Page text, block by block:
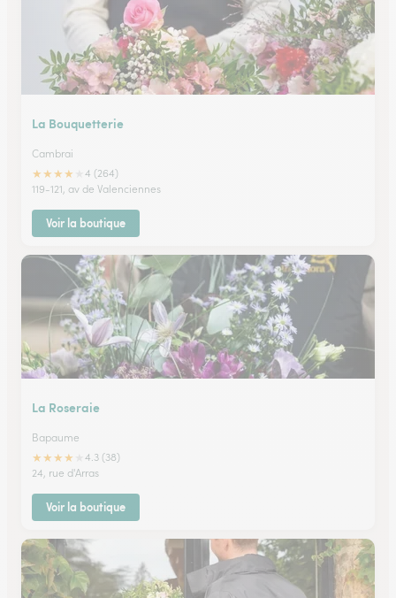
La Bouquetterie
Cambrai
★★★★
4 (264)
119-121, av de Valenciennes
Voir la boutique
La Roseraie
Bapaume
★★★★
4.3 (38)
24, rue d'Arras
Voir la boutique